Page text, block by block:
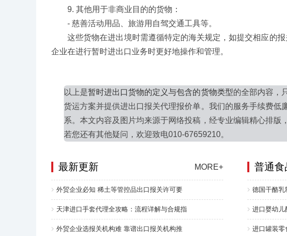
9. 其他用于非商业目的的货物：
- 慈善活动用品、旅游用自驾交通工具等。
这些货物在进出境时需遵循特定的海关规定，如提交相应的报
企业在进行暂时进出口业务时更好地操作和管理。
以上是暂时进出口货物的定义与包含的货物类型的全部内容，
货运方案并提供进出口报关代理报价单。我们的服务手续费
系。本文内容及图片均来源于网络投稿，经专业编辑精心排版
若您还有其他疑问，欢迎致电010-67659210。
最新更新 MORE+
外贸企业必知 稀土等管控品出口报关许可要
天津进口手套代理全攻略：流程详解与合规指
外贸企业选报关机构难 靠谱出口报关机构推
普通食
德国干酪乳
进口婴幼儿
进口罐装零